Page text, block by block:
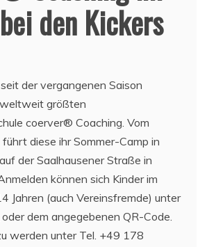
den Kickers
der vergangenen Saison
größten
coerver® Coaching. Vom
diese ihr Sommer-Camp in
der Saalhausener Straße in
können sich Kinder im
Jahren (auch Vereinsfremde) unter
oder dem angegebenen QR-Code.
werden unter Tel. +49 178